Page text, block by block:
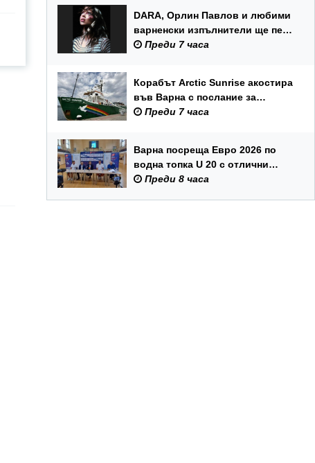
DARA, Орлин Павлов и любими
варненски изпълнители ще пеят
на празника на Варна
Преди 7 часа
Корабът Arctic Sunrise акостира
във Варна с послание за
опазването на Черно море
Преди 7 часа
Варна посреща Евро 2026 по
водна топка U 20 с отлични
условия на състезателните
Преди 8 часа